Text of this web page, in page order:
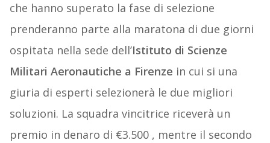
che hanno superato la fase di selezione
prenderanno parte alla maratona di due giorni
ospitata nella sede dell’Istituto di Scienze
Militari Aeronautiche a Firenze in cui si una
giuria di esperti selezionerà le due migliori
soluzioni. La squadra vincitrice riceverà un
premio in denaro di €3.500 , mentre il secondo